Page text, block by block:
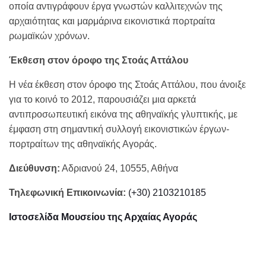
οποία αντιγράφουν έργα γνωστών καλλιτεχνών της
αρχαιότητας και μαρμάρινα εικονιστικά πορτραίτα
ρωμαϊκών χρόνων.
Έκθεση στον όροφο της Στοάς Αττάλου
Η νέα έκθεση στον όροφο της Στοάς Αττάλου, που άνοιξε
για το κοινό το 2012, παρουσιάζει μια αρκετά
αντιπροσωπευτική εικόνα της αθηναϊκής γλυπτικής, με
έμφαση στη σημαντική συλλογή εικονιστικών έργων-
πορτραίτων της αθηναϊκής Αγοράς.
Διεύθυνση: Αδριανού 24, 10555, Αθήνα
Τηλεφωνική Επικοινωνία: (+30) 2103210185
Ιστοσελίδα Μουσείου της Αρχαίας Αγοράς